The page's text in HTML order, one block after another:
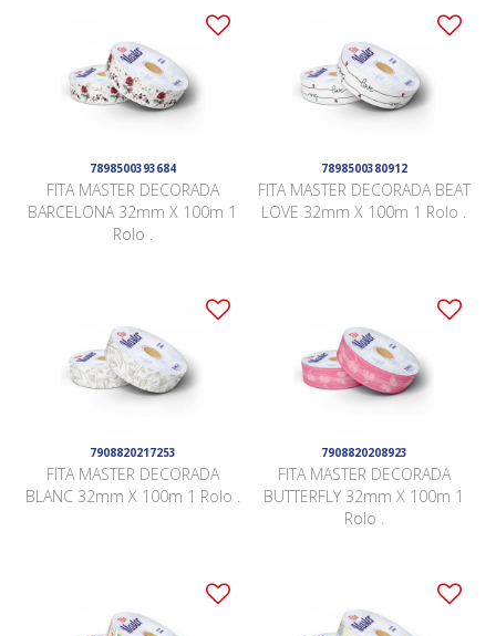
7898500393684
FITA MASTER DECORADA
BARCELONA 32mm X 100m 1
Rolo .
7898500380912
FITA MASTER DECORADA BEAT
LOVE 32mm X 100m 1 Rolo .
7908820217253
FITA MASTER DECORADA
BLANC 32mm X 100m 1 Rolo .
7908820208923
FITA MASTER DECORADA
BUTTERFLY 32mm X 100m 1
Rolo .